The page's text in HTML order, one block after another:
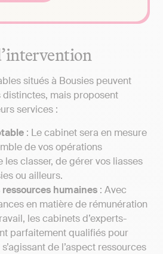
situés à Bousies peuvent
mais proposent
services :
: Le cabinet sera en mesure
de vos opérations
les classer, de gérer vos liasses
ou ailleurs.
humaines : Avec
en matière de rémunération
les cabinets d’experts-
parfaitement qualifiés pour
de l’aspect ressources